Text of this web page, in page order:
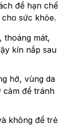
để hạn chế
sức khỏe.
thoáng mát,
kín nắp sau
hở, vùng da
cảm để tránh
không để trẻ